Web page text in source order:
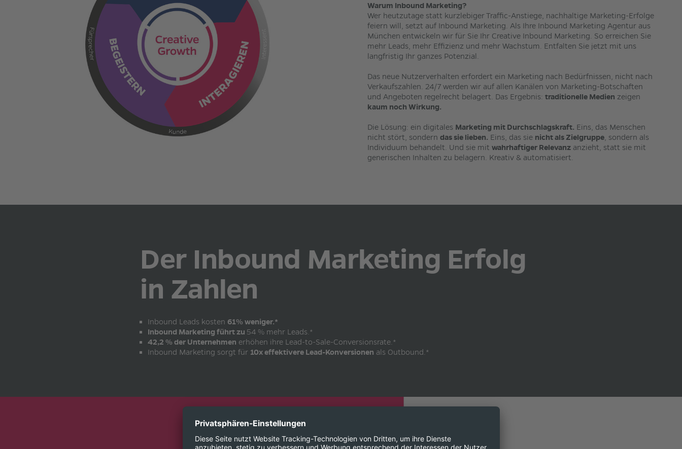
Warum Inbound Marketing?
Wer heutzutage statt kurzlebiger Traffic-Anstiege, nachhaltige Marketing-Erfolge
feiern will, setzt auf Inbound Marketing. Als Ihre Inbound Marketing Agentur aus
München entwickeln wir für Sie Ihr Creative Inbound Marketing. So erreichen Sie
mehr Leads, mehr Effizienz und mehr Wachstum. Entfalten Sie jetzt mit uns
langfristig Ihr ganzes Potenzial.
Das neue Nutzerverhalten erfordert ein Marketing nach Bedürfnissen, nicht nach
Verkaufszahlen. 24/7 werden wir auf allen Kanälen von Marketing-Botschaften
und Angeboten regelrecht belagert. Das Ergebnis: traditionelle Medien zeigen
kaum noch Wirkung.
Die Lösung: ein digitales Marketing mit Durchschlagskraft. Eins, das Menschen
nicht stört, sondern das sie lieben. Eins, das sie nicht als Zielgruppe , sondern als
Individuum behandelt. Und sie mit wahrhaftiger Relevanz anzieht, statt sie mit
generischen Inhalten zu belagern. Kreativ & automatisiert.
Der Inbound Marketing Erfolg
in Zahlen
Inbound Leads kosten 61% weniger.*
Inbound Marketing führt zu 54 % mehr Leads.*
42,2 % der Unternehmen erhöhen ihre Lead-to-Sale-Conversionsrate.*
Inbound Marketing sorgt für 10x effektivere Lead-Konversionen als Outbound.*